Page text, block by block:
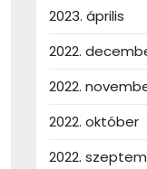
2023. április
2022.
2022.
2022. október
2022.